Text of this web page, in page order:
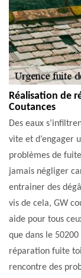
Réalisation de
Coutances
Des eaux
vite et d’engager
problèmes de
jamais négliger
entrainer des
vis de cela, GW
aide pour tous
que dans le
réparation fuite
rencontre des